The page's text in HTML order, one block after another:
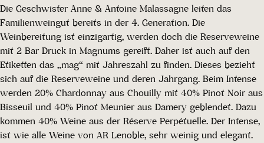
Die Geschwister Anne & Antoine Malassagne leiten das
Familienweingut bereits in der 4. Generation. Die
Weinbereitung ist einzigartig, werden doch die Reserveweine
mit 2 Bar Druck in Magnums gereift. Daher ist auch auf den
Etiketten das „mag“ mit Jahreszahl zu finden. Dieses bezieht
sich auf die Reserveweine und deren Jahrgang. Beim Intense
werden 20% Chardonnay aus Chouilly mit 40% Pinot Noir aus
Bisseuil und 40% Pinot Meunier aus Damery geblendet. Dazu
kommen 40% Weine aus der Réserve Perpétuelle. Der Intense,
ist wie alle Weine von AR Lenoble, sehr weinig und elegant.